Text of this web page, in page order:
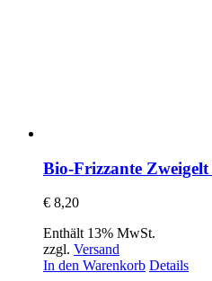
Bio-Frizzante Zweigelt
€ 8,20
Enthält 13% MwSt.
zzgl. Versand
In den Warenkorb Details